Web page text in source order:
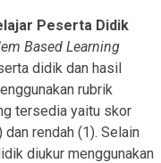
Peserta Didik
Based Learning
didik dan hasil
rubrik
tersedia yaitu skor
rendah (1). Selain
diukur menggunakan